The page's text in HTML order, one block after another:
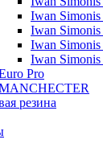
Iwan Simonis
Iwan Simonis
Iwan Simonis
Iwan Simonis
Pro
резина